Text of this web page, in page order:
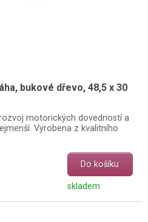
bukové dřevo, 48,5 x 30
motorických dovedností a
Vyrobena z kvalitního
Do košíku
skladem